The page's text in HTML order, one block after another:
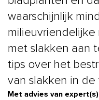
waarschijnlijk
milieuvriendelijke
met slakken aan
tips over het
van slakken in de
Met advies van expert(s)